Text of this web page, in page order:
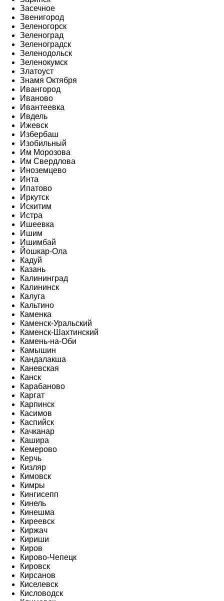
Засечное
Звенигород
Зеленогорск
Зеленоград
Зеленоградск
Зеленодольск
Зеленокумск
Златоуст
Знамя Октября
Ивангород
Иваново
Ивантеевка
Ивдель
Ижевск
Избербаш
Изобильный
Им Морозова
Им Свердлова
Иноземцево
Инта
Ипатово
Иркутск
Искитим
Истра
Ишеевка
Ишим
Ишимбай
Йошкар-Ола
Кадуй
Казань
Калининград
Калининск
Калуга
Кальтино
Каменка
Каменск-Уральский
Каменск-Шахтинский
Камень-на-Оби
Камышин
Кандалакша
Каневская
Канск
Карабаново
Каргат
Карпинск
Касимов
Каспийск
Качканар
Кашира
Кемерово
Керчь
Кизляр
Кимовск
Кимры
Кингисепп
Кинель
Кинешма
Киреевск
Киржач
Кириши
Киров
Кирово-Чепецк
Кировск
Кирсанов
Киселевск
Кисловодск